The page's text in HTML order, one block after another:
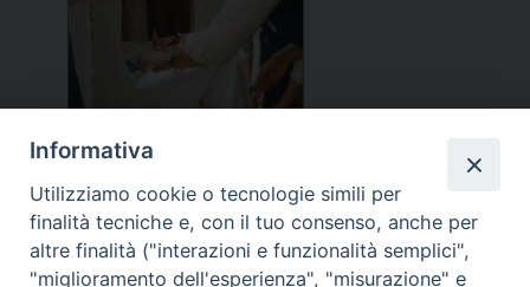
Informativa
Utilizziamo cookie o tecnologie simili per
finalità tecniche e, con il tuo consenso, anche per
altre finalità ("interazioni e funzionalità semplici",
"miglioramento dell'esperienza", "misurazione" e